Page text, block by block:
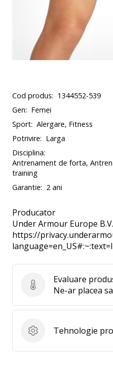
Cod produs: 1344552-539
Gen: Femei
Sport: Alergare, Fitness
Potrivire: Larga
Disciplina:
Antrenament de forta,
training
Garantie: 2 ani
Producator
Under Armour Europe B.V.
https://
Evaluare produs
Evaluare
Ne-ar placea
Tehnologie produs
Tehnologie